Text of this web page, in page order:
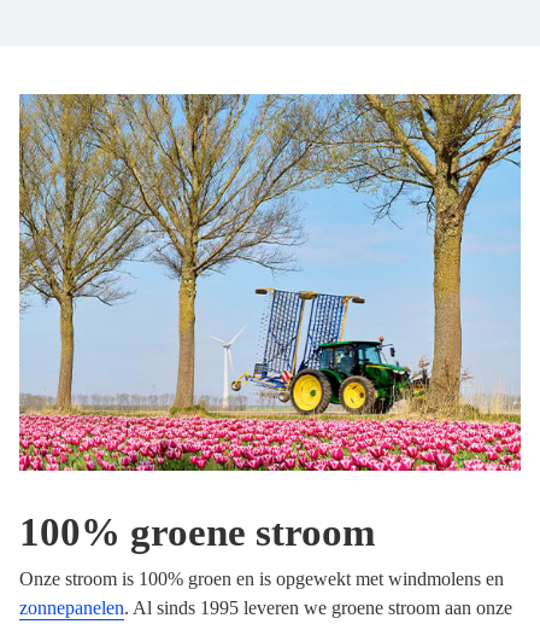
100% groene stroom
Onze stroom is 100% groen en is opgewekt met windmolens en
zonnepanelen. Al sinds 1995 leveren we groene stroom aan onze